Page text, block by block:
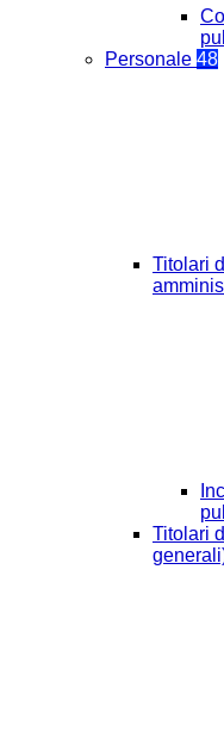
Personale 48
Titolari
Titolari